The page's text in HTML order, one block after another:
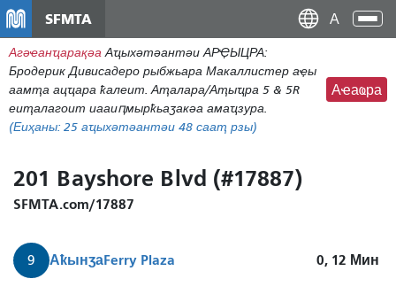
ахь
аиасра
SFMTA
Агәҽанҵарақәа Аҵыхәтәантәи АРҾЫЦРА:
Бродерик Дивисадеро рыбжьара Макаллистер аҿы
аамҭа ацҵара ҟалеит. Аҭалара/Аҭыҵра 5 & 5R
еиҭалагоит иааиԥмырҟьаӡакәа амаҵзура.
(Еиҳаны: 25 аҵыхәтәантәи 48 сааҭ рзы)
Аҽаҩра
201 Bayshore Blvd (#17887)
SFMTA.com/17887
9 АҟынӡаFerry Plaza 0, 12 Мин